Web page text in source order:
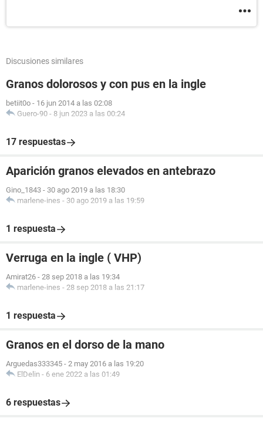
Discusiones similares
Granos dolorosos y con pus en la ingle
betiit0o - 16 jun 2014 a las 02:08
Guero-90 - 8 jun 2023 a las 00:24
17 respuestas
Aparición granos elevados en antebrazo
Gino_1843 - 30 ago 2019 a las 18:30
marlene-ines - 30 ago 2019 a las 19:59
1 respuesta
Verruga en la ingle ( VHP)
Amirat26 - 28 sep 2018 a las 19:34
marlene-ines - 28 sep 2018 a las 21:17
1 respuesta
Granos en el dorso de la mano
Arguedas333345 - 2 may 2016 a las 19:20
ElDelin - 6 ene 2022 a las 01:49
6 respuestas